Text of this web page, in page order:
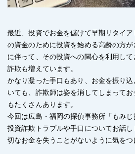
最近、投資でお金を儲けて早期リタイ
の資金のために投資を始める高齢の方
に伴って、その投資への関心を利用し
詐欺も増えています。
かなり凝った手口もあり、お金を振り
いても、詐欺師は姿を消してしまって
もたくさんあります。
今回は広島・福岡の探偵事務所「もみ
投資詐欺トラブルや手口についてお話
切なお金を失うことがないように気をつ